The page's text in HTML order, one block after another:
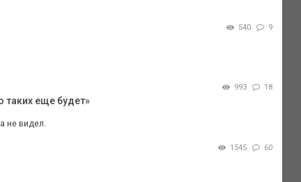
540 9
993 18
таких еще будет»
не видел.
1545 60